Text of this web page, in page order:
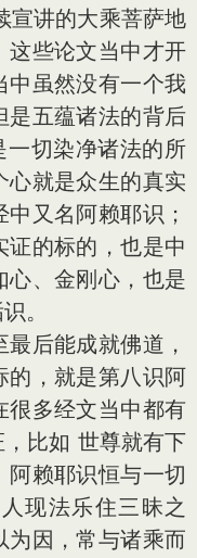
宣讲的大乘菩萨地
这些论文当中才开
中虽然没有一个我
是五蕴诸法的背后
一切染净诸法的所
心就是众生的真实
又名阿赖耶识；
的标的，也是中
心、金刚心，也是
。
后能成就佛道，
的，就是第八识阿
很多经文当中都有
比如 世尊就有下
赖耶识恒与一切
现法乐住三昧之
为因，常与诸乘而